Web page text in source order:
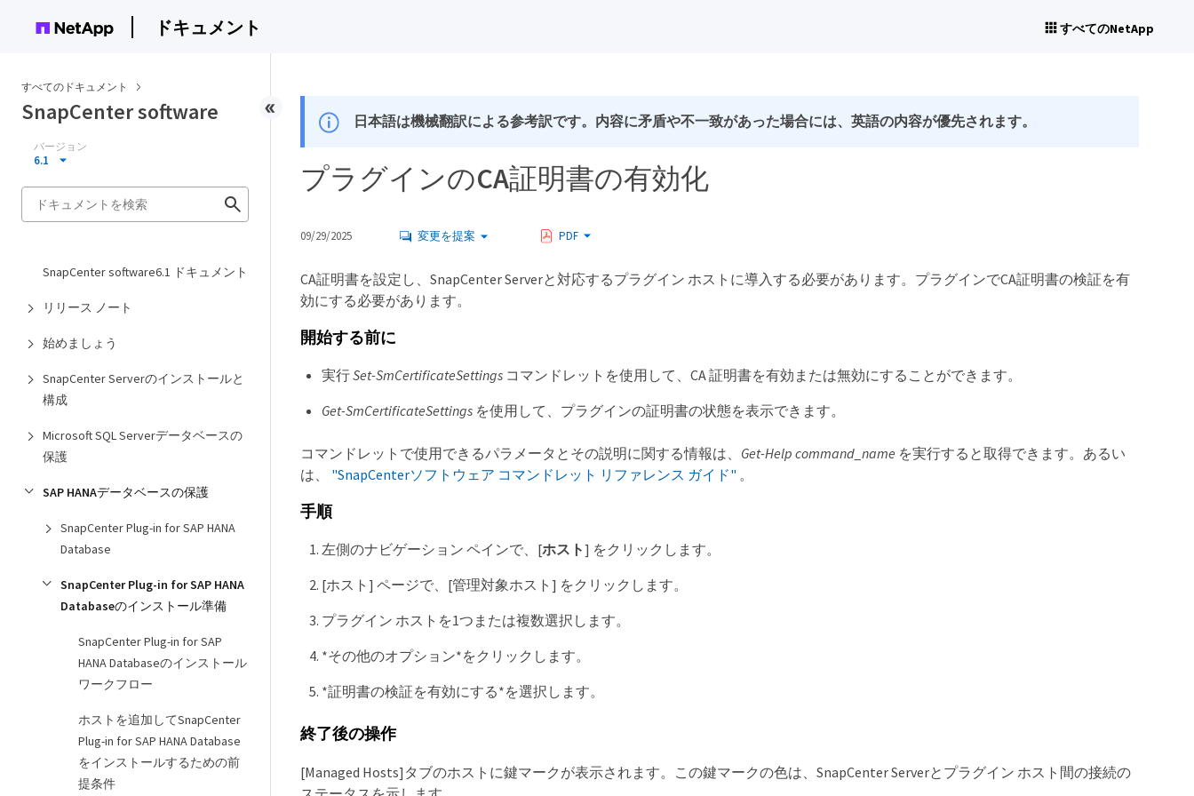
ドキュメント すべてのNetApp
すべてのドキュメント
SnapCenter software
バージョン
6.1
SnapCenter software6.1 ドキュメント
リリース ノート
始めましょう
SnapCenter Serverのインストールと
構成
Microsoft SQL Serverデータベースの
保護
SAP HANAデータベースの保護
SnapCenter Plug-in for SAP HANA
Database
SnapCenter Plug-in for SAP HANA
Databaseのインストール準備
SnapCenter Plug-in for SAP
HANA Databaseのインストール
ワークフロー
ホストを追加してSnapCenter
Plug-in for SAP HANA Database
をインストールするための前
提条件
日本語は機械翻訳による参考訳です。内容に矛盾や不一致があった場合には、英語の内容が優先されます。
プラグインのCA証明書の有効化
09/29/2025 変更を提案 PDF
CA証明書を設定し、SnapCenter Serverと対応するプラグイン ホストに導入する必要があります。プラグインでCA証明書の検証を有
効にする必要があります。
開始する前に
実行Set-SmCertificateSettings コマンドレットを使用して、CA 証明書を有効または無効にすることができます。
Get-SmCertificateSettings を使用して、プラグインの証明書の状態を表示できます。
コマンドレットで使用できるパラメータとその説明に関する情報は、 Get-Help command_name を実行すると取得できます。あるい
は、 "SnapCenterソフトウェア コマンドレット リファレンス ガイド" 。
手順
左側のナビゲーション ペインで、[ホスト] をクリックします。
[ホスト] ページで、[管理対象ホスト] をクリックします。
プラグイン ホストを1つまたは複数選択します。
*その他のオプション*をクリックします。
*証明書の検証を有効にする*を選択します。
終了後の操作
[Managed Hosts]タブのホストに鍵マークが表示されます。この鍵マークの色は、SnapCenter Serverとプラグイン ホスト間の接続の